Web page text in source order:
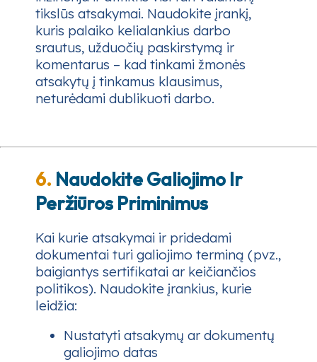
tikslūs atsakymai. Naudokite įrankį,
kuris palaiko kelialankius darbo
srautus, užduočių paskirstymą ir
komentarus – kad tinkami žmonės
atsakytų į tinkamus klausimus,
neturėdami dublikuoti darbo.
6. Naudokite Galiojimo Ir
Peržiūros Priminimus
Kai kurie atsakymai ir pridedami
dokumentai turi galiojimo terminą (pvz.,
baigiantys sertifikatai ar keičiančios
politikos). Naudokite įrankius, kurie
leidžia:
Nustatyti atsakymų ar dokumentų
galiojimo datas